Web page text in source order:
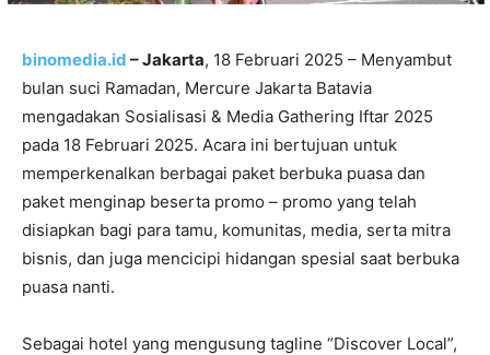
binomedia.id – Jakarta, 18 Februari 2025 – Menyambut
bulan suci Ramadan, Mercure Jakarta Batavia
mengadakan Sosialisasi & Media Gathering Iftar 2025
pada 18 Februari 2025. Acara ini bertujuan untuk
memperkenalkan berbagai paket berbuka puasa dan
paket menginap beserta promo – promo yang telah
disiapkan bagi para tamu, komunitas, media, serta mitra
bisnis, dan juga mencicipi hidangan spesial saat berbuka
puasa nanti.
Sebagai hotel yang mengusung tagline “Discover Local”,